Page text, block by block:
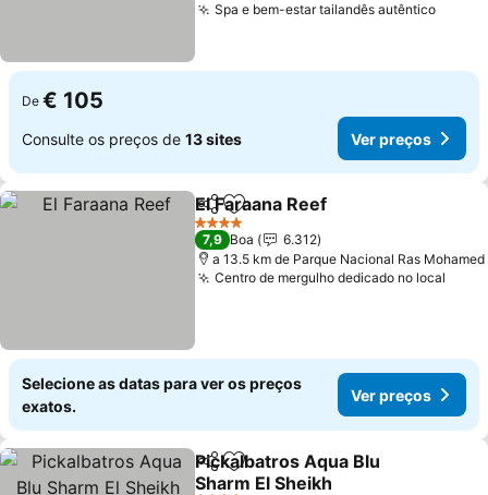
Spa e bem-estar tailandês autêntico
De € 105
Consulte os preços de 13 sites Ver preços
PartilharAdicionar aos favoritos
El Faraana Reef
4 Estrelas
7,9 Boa
6.312
a 13.5 km de Parque Nacional Ras Mohamed
Centro de mergulho dedicado no local
Selecione as datas para ver os preços
exatos.
Ver preços
PartilharAdicionar aos favoritos
Pickalbatros Aqua Blu
Sharm El Sheikh